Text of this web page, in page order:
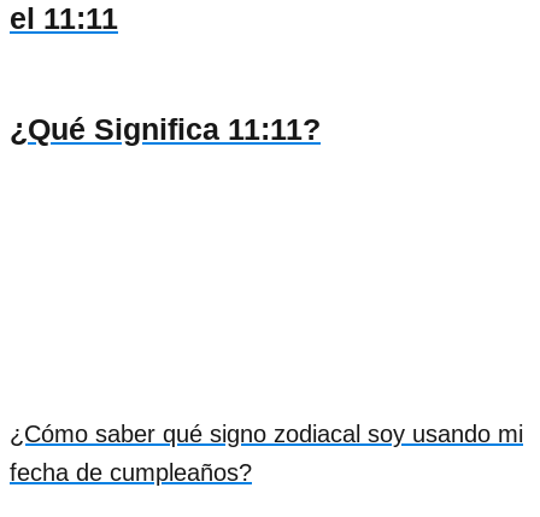
el 11:11
¿Qué Significa 11:11?
¿Cómo saber qué signo zodiacal soy usando mi
fecha de cumpleaños?